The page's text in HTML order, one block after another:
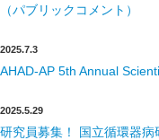
（パブリックコメント）
2025.7.3
AHAD-AP 5th Annual
2025.5.29
研究員募集！ 国立循環器